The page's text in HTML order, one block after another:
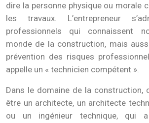
dire la personne physique ou morale
les travaux. L’entrepreneur
professionnels qui connaissent
monde de la construction, mais
prévention des risques
appelle un « technicien compétent ».
Dans le domaine de la construction,
être un architecte, un architecte
ou un ingénieur technique, qui